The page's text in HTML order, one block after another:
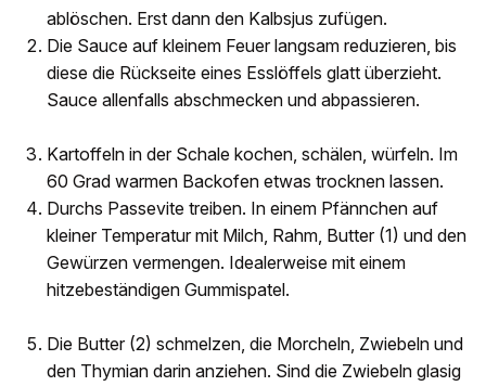
ablöschen. Erst dann den Kalbsjus zufügen.
Die Sauce auf kleinem Feuer langsam reduzieren, bis
diese die Rückseite eines Esslöffels glatt überzieht.
Sauce allenfalls abschmecken und abpassieren.
Kartoffeln in der Schale kochen, schälen, würfeln. Im
60 Grad warmen Backofen etwas trocknen lassen.
Durchs Passevite treiben. In einem Pfännchen auf
kleiner Temperatur mit Milch, Rahm, Butter (1) und den
Gewürzen vermengen. Idealerweise mit einem
hitzebeständigen Gummispatel.
Die Butter (2) schmelzen, die Morcheln, Zwiebeln und
den Thymian darin anziehen. Sind die Zwiebeln glasig